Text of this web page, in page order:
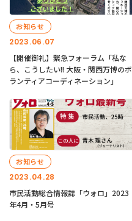
2023.06.07
お知らせ
【開催御礼】緊急フォーラム「私な
ら、こうしたい!! 大阪・関西万博のボ
ランティアコーディネーション」
2023.04.28
お知らせ
市民活動総合情報誌「ウォロ」2023
年4月・5月号